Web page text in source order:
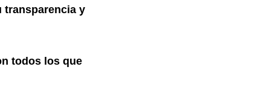
transparencia y
todos los que